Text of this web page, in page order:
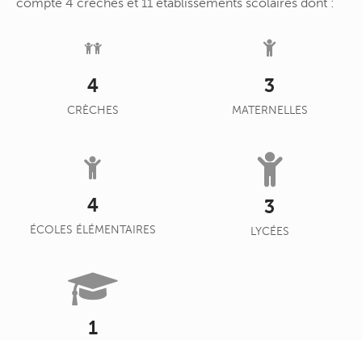
compte 4 crèches et 11 établissements scolaires dont :
4
CRÈCHES
3
MATERNELLES
4
ÉCOLES ÉLÉMENTAIRES
3
LYCÉES
1